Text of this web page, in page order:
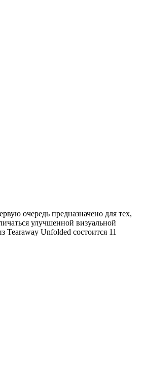
очередь предназначено для тех,
улучшенной визуальной
Unfolded состоится 11